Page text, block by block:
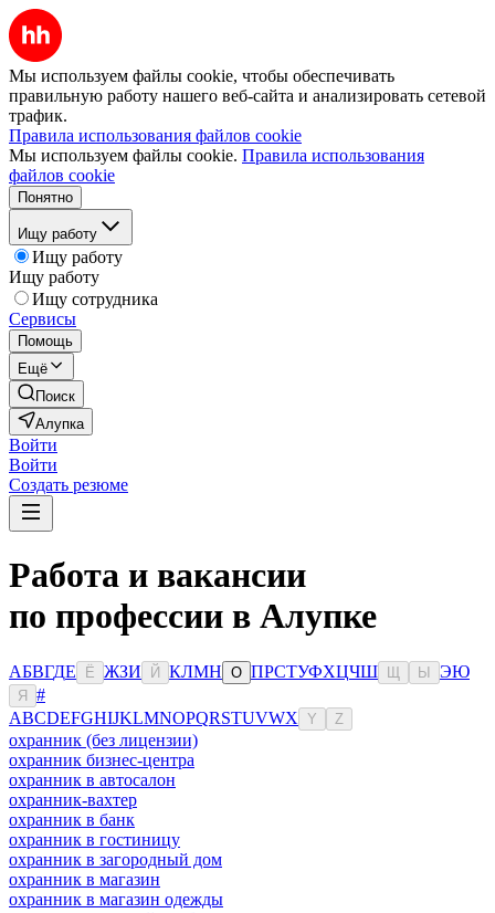
Мы используем файлы cookie, чтобы обеспечивать
правильную работу нашего веб-сайта и анализировать сетевой
трафик.
Правила использования файлов cookie
Мы используем файлы cookie. Правила использования
файлов cookie
Понятно
Ищу работу
Ищу работу
Ищу работу
Ищу сотрудника
Сервисы
Помощь
Ещё
Поиск
Алупка
Войти
Войти
Создать резюме
Работа и вакансии
по профессии в Алупке
АБВГДЕ Ё ЖЗИ Й КЛМН О ПРСТУФХЦЧШ Ы ЭЮ
Я
#
ABCDEFGHIJKLMNOPQRSTUVWX Y Z
охранник (без лицензии)
охранник бизнес-центра
охранник в автосалон
охранник-вахтер
охранник в банк
охранник в гостиницу
охранник в загородный дом
охранник в магазин
охранник в магазин одежды